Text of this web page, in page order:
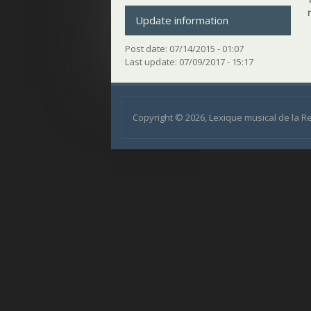
Update information
Post date: 07/14/2015 - 01:07
Last update: 07/09/2017 - 15:17
Copyright © 2026, Lexique musical de la